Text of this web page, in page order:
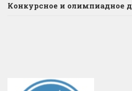
Конкурсное и олимпиадное